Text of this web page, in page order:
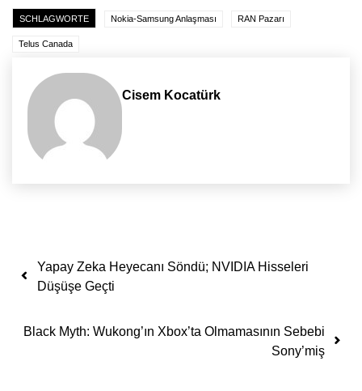
SCHLAGWORTE Nokia-Samsung Anlaşması RAN Pazarı
Telus Canada
Cisem Kocatürk
Yazı dolaşımı
Yapay Zeka Heyecanı Söndü; NVIDIA Hisseleri
Düşüşe Geçti
Black Myth: Wukong’ın Xbox’ta Olmamasının Sebebi
Sony’miş